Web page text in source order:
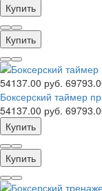
Купить
Купить
54137.00 руб.
Боксерский таймер
54137.00 руб.
Купить
Купить